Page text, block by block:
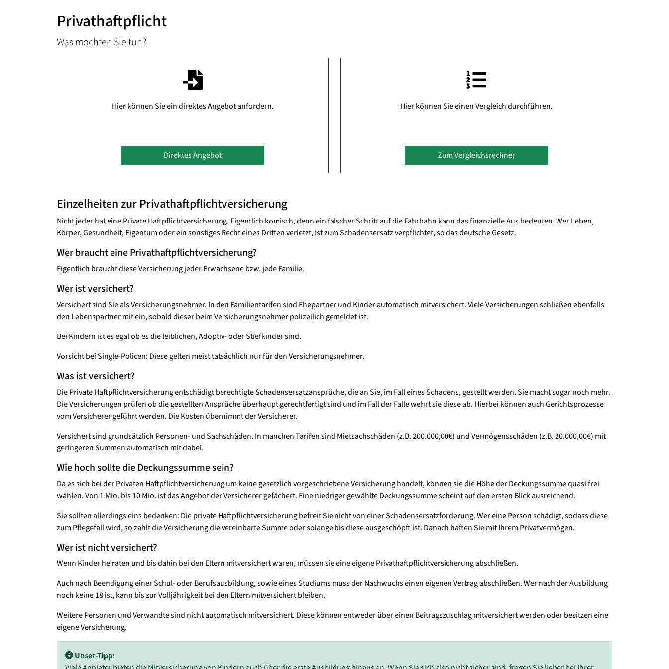
Privathaftpflicht
Was möchten Sie tun?
Hier können Sie ein direktes Angebot anfordern.
Direktes Angebot
Hier können Sie einen Vergleich durchführen.
Zum Vergleichsrechner
Einzelheiten zur Privathaftpflichtversicherung
Nicht jeder hat eine Private Haftpflichtversicherung. Eigentlich komisch, denn ein falscher Schritt auf die Fahrbahn kann das finanzielle Aus bedeuten. Wer Leben,
Körper, Gesundheit, Eigentum oder ein sonstiges Recht eines Dritten verletzt, ist zum Schadensersatz verpflichtet, so das deutsche Gesetz.
Wer braucht eine Privathaftpflichtversicherung?
Eigentlich braucht diese Versicherung jeder Erwachsene bzw. jede Familie.
Wer ist versichert?
Versichert sind Sie als Versicherungsnehmer. In den Familientarifen sind Ehepartner und Kinder automatisch mitversichert. Viele Versicherungen schließen ebenfalls
den Lebenspartner mit ein, sobald dieser beim Versicherungsnehmer polizeilich gemeldet ist.
Bei Kindern ist es egal ob es die leiblichen, Adoptiv- oder Stiefkinder sind.
Vorsicht bei Single-Policen: Diese gelten meist tatsächlich nur für den Versicherungsnehmer.
Was ist versichert?
Die Private Haftpflichtversicherung entschädigt berechtigte Schadensersatzansprüche, die an Sie, im Fall eines Schadens, gestellt werden. Sie macht sogar noch mehr.
Die Versicherungen prüfen ob die gestellten Ansprüche überhaupt gerechtfertigt sind und im Fall der Falle wehrt sie diese ab. Hierbei können auch Gerichtsprozesse
vom Versicherer geführt werden. Die Kosten übernimmt der Versicherer.
Versichert sind grundsätzlich Personen- und Sachschäden. In manchen Tarifen sind Mietsachschäden (z.B. 200.000,00€) und Vermögensschäden (z.B. 20.000,00€) mit
geringeren Summen automatisch mit dabei.
Wie hoch sollte die Deckungssumme sein?
Da es sich bei der Privaten Haftpflichtversicherung um keine gesetzlich vorgeschriebene Versicherung handelt, können sie die Höhe der Deckungssumme quasi frei
wählen. Von 1 Mio. bis 10 Mio. ist das Angebot der Versicherer gefächert. Eine niedriger gewählte Deckungssumme scheint auf den ersten Blick ausreichend.
Sie sollten allerdings eins bedenken: Die private Haftpflichtversicherung befreit Sie nicht von einer Schadensersatzforderung. Wer eine Person schädigt, sodass diese
zum Pflegefall wird, so zahlt die Versicherung die vereinbarte Summe oder solange bis diese ausgeschöpft ist. Danach haften Sie mit Ihrem Privatvermögen.
Wer ist nicht versichert?
Wenn Kinder heiraten und bis dahin bei den Eltern mitversichert waren, müssen sie eine eigene Privathaftpflichtversicherung abschließen.
Auch nach Beendigung einer Schul- oder Berufsausbildung, sowie eines Studiums muss der Nachwuchs einen eigenen Vertrag abschließen. Wer nach der Ausbildung
noch keine 18 ist, kann bis zur Volljährigkeit bei den Eltern mitversichert bleiben.
Weitere Personen und Verwandte sind nicht automatisch mitversichert. Diese können entweder über einen Beitragszuschlag mitversichert werden oder besitzen eine
eigene Versicherung.
Unser-Tipp: